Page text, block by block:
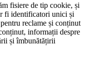
fisiere de tip cookie, și
fi identificatori unici și
reclame și conținut
informații despre
și îmbunătățirii